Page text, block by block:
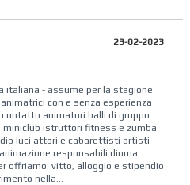
23-02-2023
italiana - assume per la stagione
con e senza esperienza
animatori balli di gruppo
istruttori fitness e zumba
luci attori e cabarettisti artisti
responsabili diurna
offriamo: vitto, alloggio e stipendio
nella...